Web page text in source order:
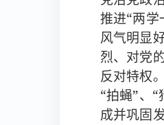
推进“两
风气明显
烈、对党
反对特权
“拍蝇”、“
成并巩固发